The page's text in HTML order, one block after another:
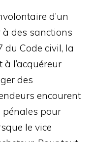
d’un
à des sanctions
du Code civil, la
à l’acquéreur
des
encourent
pénales pour
le vice